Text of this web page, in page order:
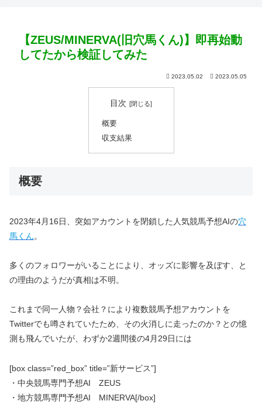
【ZEUS/MINERVA(旧穴馬くん)】即再始動
してたから検証してみた
2023.05.02 2023.05.05
目次
概要
収支結果
概要
2023年4月16日、突如アカウントを閉鎖した人気競馬予想AIの穴
馬くん。
多くのフォロワーがいることにより、オッズに影響を及ぼす、と
の理由のようだが真相は不明。
これまで同一人物？会社？ により複数競馬予想アカウントを
Twitterでも噂されていたため、その火消しに走ったのか？との憶
測も飛んでいたが、わずか2週間後の4月29日には
[box class=”red_box” title=”新サービス”]
・中央競馬専門予想AI ZEUS
・地方競馬専門予想AI MINERVA[/box]